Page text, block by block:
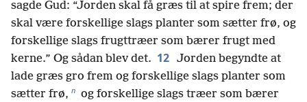
sagde Gud: “Jorden skal få græs til at spire frem; der
skal være forskellige slags planter som sætter frø, og
forskellige slags frugttræer som bærer frugt med
kerne.” Og sådan blev det. 12 Jorden begyndte at
lade græs gro frem og forskellige slags planter som
sætter frø, n og forskellige slags træer som bærer